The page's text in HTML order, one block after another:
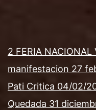
2 FERIA
manifestacion 27
Pati Critica 04/02/
Quedada 31